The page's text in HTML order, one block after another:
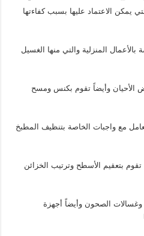
يمكن الاعتماد عليها بسبب كفاءتها
المنزلية والتي منها الغسيل
الأحيان وأيضاً تقوم بكنس ومسح
مع واجبات الخاصة بتنظيف المطبخ
بتعقيم الأسطح وترتيب الخزائن
الصحون وأيضاً أجهزة